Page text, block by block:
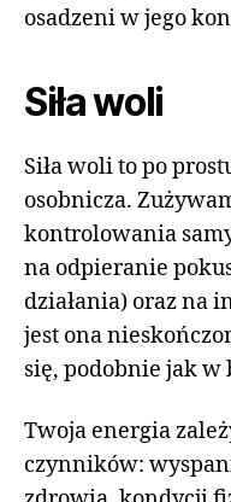
osadzeni w jego
Siła woli
Siła woli to po
osobnicza.
kontrolowania
na odpieranie
działania) oraz na
jest ona
się, podobnie jak w
Twoja energia
czynników: